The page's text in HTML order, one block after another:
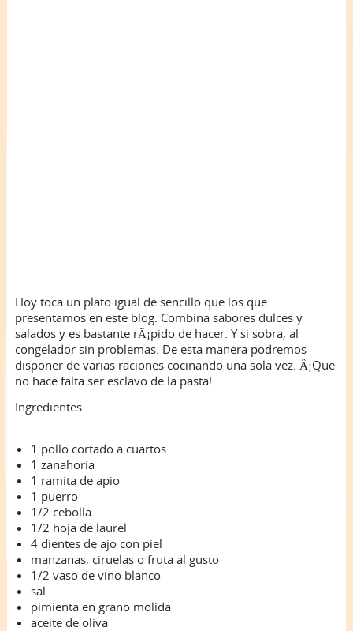
Hoy toca un plato igual de sencillo que los que
presentamos en este blog. Combina sabores dulces y
salados y es bastante rÃ¡pido de hacer. Y si sobra, al
congelador sin problemas. De esta manera podremos
disponer de varias raciones cocinando una sola vez. Â¡Que
no hace falta ser esclavo de la pasta!
Ingredientes
1 pollo cortado a cuartos
1 zanahoria
1 ramita de apio
1 puerro
1/2 cebolla
1/2 hoja de laurel
4 dientes de ajo con piel
manzanas, ciruelas o fruta al gusto
1/2 vaso de vino blanco
sal
pimienta en grano molida
aceite de oliva